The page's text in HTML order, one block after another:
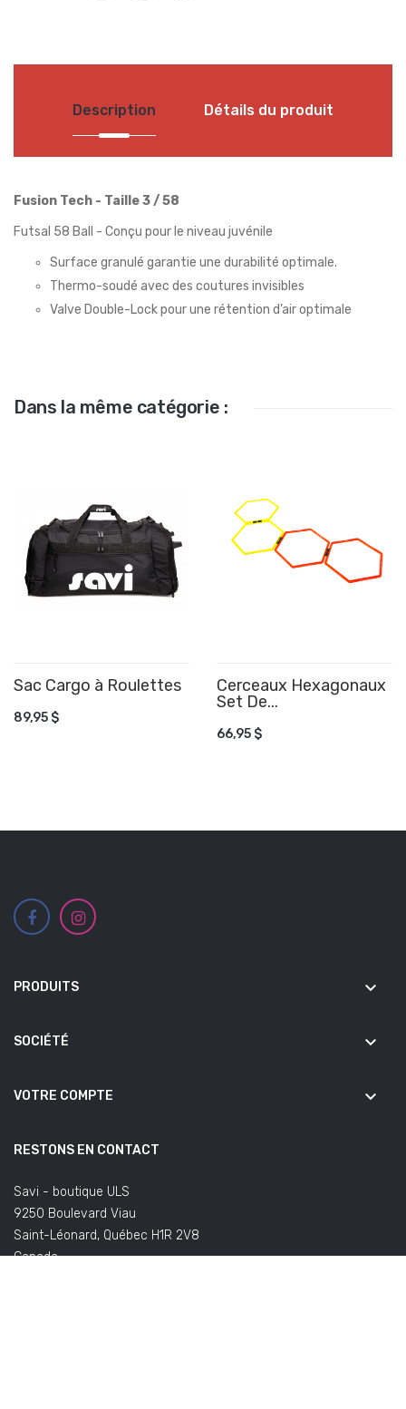
Description Détails du produit
Fusion Tech - Taille 3 / 58
Futsal 58 Ball - Conçu pour le niveau juvénile
Surface granulé garantie une durabilité optimale.
Thermo-soudé avec des coutures invisibles
Valve Double-Lock pour une rétention d’air optimale
Dans la même catégorie :
Sac Cargo à Roulettes
89,95 $
AJOUTER AU PANIER
Cerceaux Hexagonaux
Set De...
66,95 $
AJOUTER AU PANIER
PRODUITS keyboard_arrow_down
SOCIÉTÉ keyboard_arrow_down
VOTRE COMPTE keyboard_arrow_down
RESTONS EN CONTACT
Savi - boutique ULS
9250 Boulevard Viau
Saint-Léonard, Québec H1R 2V8
Canada